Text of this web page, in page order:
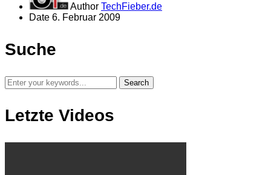
Author TechFieber.de
Date 6. Februar 2009
Suche
Letzte Videos